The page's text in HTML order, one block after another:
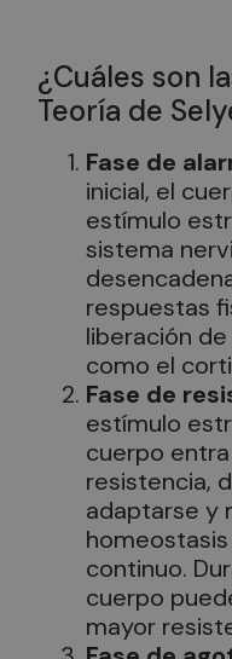
¿Cuáles son
Teoría de
Fase de
inicial, el
estímulo
sistema
respuestas
liberación
como el
Fase de
estímulo
cuerpo
resistencia,
adaptarse y
continuo.
cuerpo
mayor